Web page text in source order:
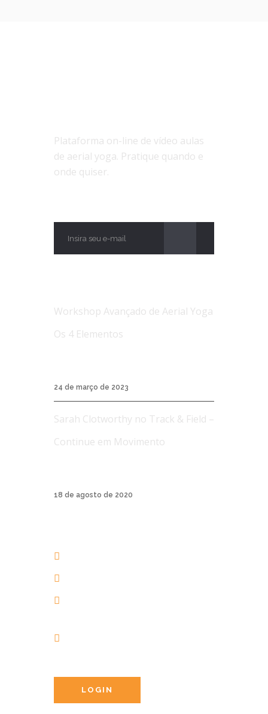
Plataforma on-line de vídeo aulas
de aerial yoga. Pratique quando e
onde quiser.
Workshop Avançado de Aerial Yoga
Os 4 Elementos
24 de março de 2023
Sarah Clotworthy no Track & Field –
Continue em Movimento
18 de agosto de 2020
LOGIN